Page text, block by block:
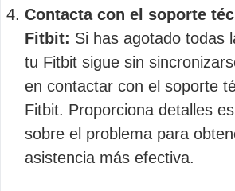
Contacta con el soporte
Fitbit: Si has agotado todas
tu Fitbit sigue sin
en contactar con el soporte
Fitbit. Proporciona detalles
sobre el problema para
asistencia más efectiva.